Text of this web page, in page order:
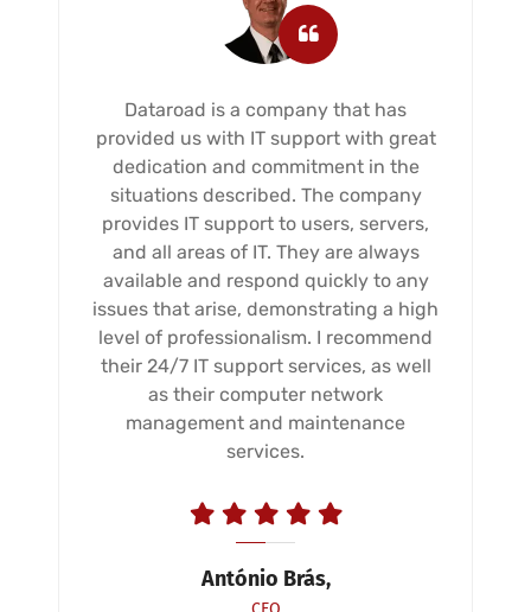
Dataroad is a company that has
provided us with IT support with great
dedication and commitment in the
situations described. The company
provides IT support to users, servers,
and all areas of IT. They are always
available and respond quickly to any
issues that arise, demonstrating a high
level of professionalism. I recommend
their 24/7 IT support services, as well
as their computer network
management and maintenance
services.
António Brás,